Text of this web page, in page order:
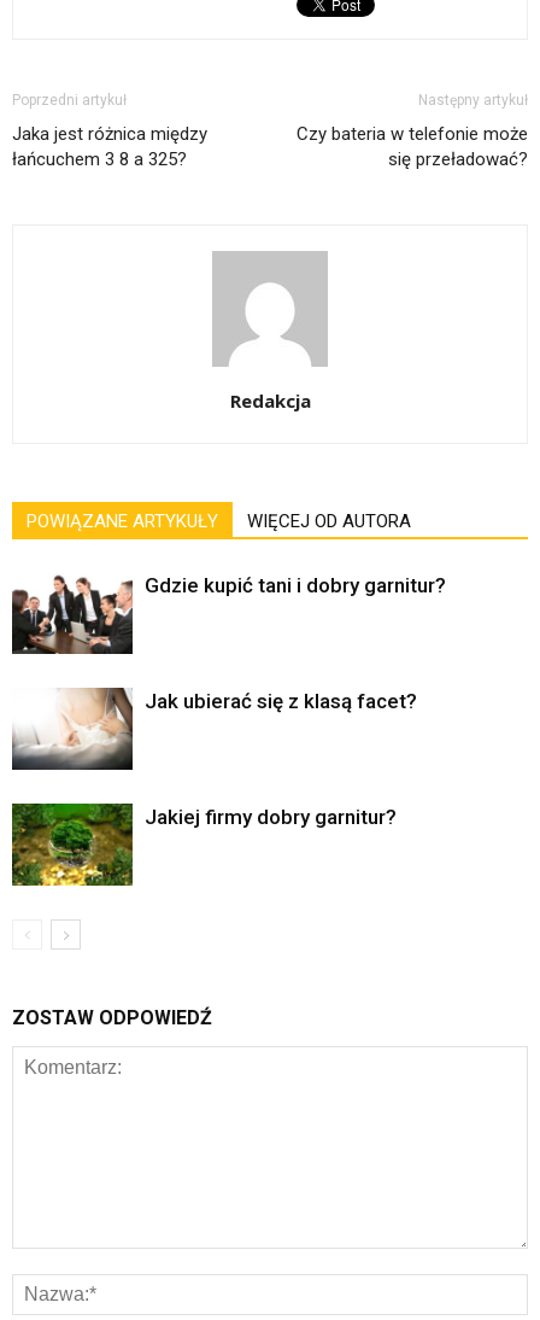
Poprzedni artykuł
Jaka jest różnica między
łańcuchem 3 8 a 325?
Następny artykuł
Czy bateria w telefonie może
się przeładować?
Redakcja
POWIĄZANE ARTYKUŁY WIĘCEJ OD AUTORA
Gdzie kupić tani i dobry garnitur?
Jak ubierać się z klasą facet?
Jakiej firmy dobry garnitur?
ZOSTAW ODPOWIEDŹ